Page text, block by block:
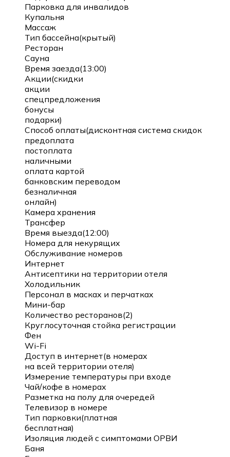
Парковка для инвалидов
Купальня
Массаж
Тип бассейна(крытый)
Ресторан
Сауна
Время заезда(13:00)
Акции(скидки
акции
спецпредложения
бонусы
подарки)
Способ оплаты(дисконтная система скидок
предоплата
постоплата
наличными
оплата картой
банковским переводом
безналичная
онлайн)
Камера хранения
Трансфер
Время выезда(12:00)
Номера для некурящих
Обслуживание номеров
Интернет
Антисептики на территории отеля
Холодильник
Персонал в масках и перчатках
Мини-бар
Количество ресторанов(2)
Круглосуточная стойка регистрации
Фен
Wi-Fi
Доступ в интернет(в номерах
на всей территории отеля)
Измерение температуры при входе
Чай/кофе в номерах
Разметка на полу для очередей
Телевизор в номере
Тип парковки(платная
бесплатная)
Изоляция людей с симптомами ОРВИ
Баня